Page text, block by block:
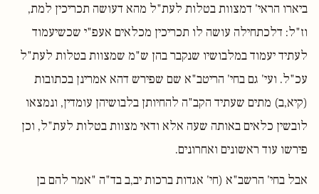
ביארו הראי' דמצוות בטלות לעת"ל מהא דעושה תכריכין למת,
וז"ל: דלכתחילה עושה לו תכריכין מכלאים אעפ"י שכשיעמוד
לעתיד יעמוד במלבושיו שנקבר בהן ש"מ שמצוות בטלות לעת"ל
עכ"ל. ועי' גם בחי' הריטב"א שם שפירש דהא אמרינן בכתובות
(קיא,ב) מתים שעתיד הקב"ה להחיותן בלבושיהן עומדין, ונמצאו
לובשין כלאים באותה שעה אלא ודאי מצוות בטלות לעת"ל, וכן
פירשו עוד ראשונים ואחרונים.
אבל בחי' הרשב"א (חי' אגדות ברכות יב,ב בד"ה "אמר להם בן